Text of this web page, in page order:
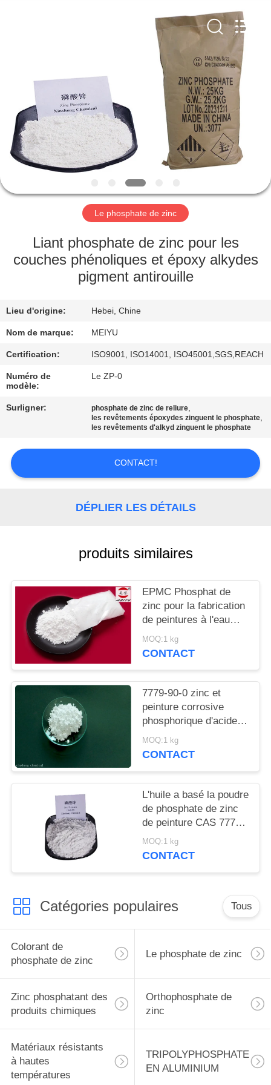
MAISON
PRODUITS
VIDÉOS
PROPOS
DE
VISITE
DE
L'USINE
CONTRÔLE
DE
QUALITÉ
CONTACTER
DEMANDEZ
DEVIS
PLAN
SITE
PRIVACY
POLICY
Le phosphate de zinc
Liant phosphate de zinc pour les
couches phénoliques et époxy alkydes
pigment antirouille
Lieu d'origine: Hebei, Chine
Nom de marque: MEIYU
Certification: ISO9001, ISO14001, ISO45001,SGS,REACH
Numéro de
modèle:
Le ZP-0
Surligner: phosphate de zinc de reliure,
les revêtements époxydes zinguent le phosphate,
les revêtements d'alkyd zinguent le phosphate
CONTACT!
DÉPLIER LES DÉTAILS
produits similaires
EPMC Phosphat de
zinc pour la fabrication
de peintures à l'eau
avec des peintures
antirouille basses en
MOQ:1 kg
CONTACT
7779-90-0 zinc et
peinture corrosive
phosphorique d'acide
d'Acidzinc et
phosphorique anti pour
MOQ:1 kg
CONTACT
L'huile a basé la poudre
de phosphate de zinc
de peinture CAS 7779-
90-0 pour le bateau et
les structures
MOQ:1 kg
CONTACT
Catégories populaires Tous
Colorant de
phosphate de zinc
Le phosphate de zinc
Zinc phosphatant des
produits chimiques
Orthophosphate de
zinc
Matériaux résistants
à hautes
températures
TRIPOLYPHOSPHATE
EN ALUMINIUM